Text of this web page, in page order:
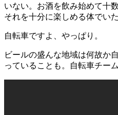
いない。お酒を飲み始めて十
それを十分に楽しめる体でい
自転車ですよ、やっぱり。
ビールの盛んな地域は何故か
っていることも。自転車チー